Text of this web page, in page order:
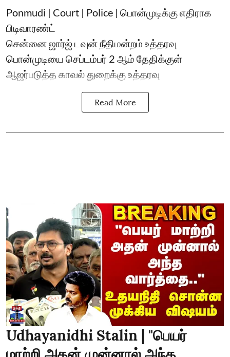
Ponmudi | Court | Police | பொன்முடிக்கு எதிராக
பிடிவாரண்ட்
சென்னை ஜார்ஜ் டவுன் நீதிமன்றம் உத்தரவு
பொன்முடியை செப்டம்பர் 2 ஆம் தேதிக்குள்
ஆஜர்படுத்த காவல் துறைக்கு உத்தரவு
Read More
Udhayanidhi Stalin | "பெயர்